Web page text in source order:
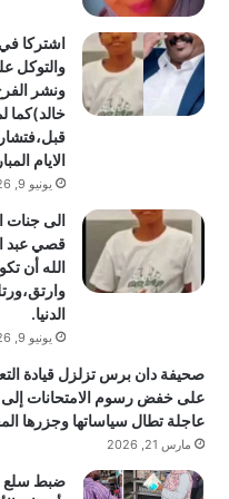
اشتركا
والتوكل
ونشر
خالد)كما
الايام
يونيو 9, 2026
الى جنات
قصي عبد
الله أن
الدنيا.
يونيو 9, 2026
صحيفة دان برس تزلزل قيادة
على خفض رسوم الامتحانات
عاجلة تطال سياساتها وجزرها
مارس 21, 2026
ضبط سلع